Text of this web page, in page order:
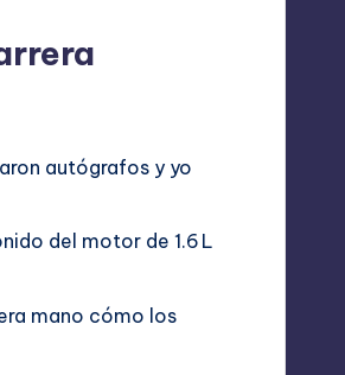
autógrafos y yo
del motor de 1.6 L
mano cómo los